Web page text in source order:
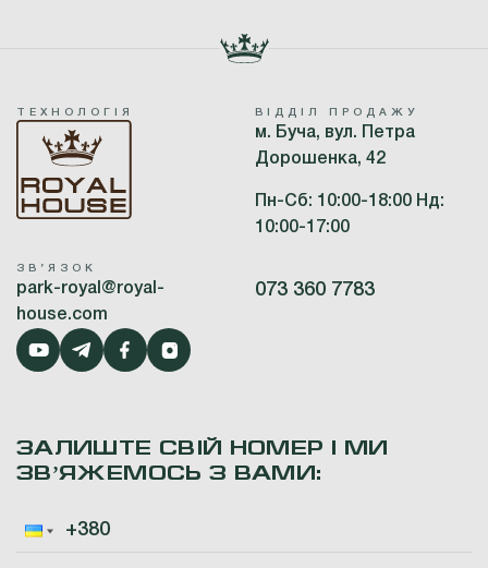
ТЕХНОЛОГІЯ ВІДДІЛ ПРОДАЖУ
м. Буча, вул. Петра
Дорошенка, 42
Пн-Сб: 10:00-18:00 Нд:
10:00-17:00
ЗВʼЯЗОК
park-royal@royal-
house.com
073 360 7783
ЗАЛИШТЕ СВІЙ НОМЕР І МИ
ЗВʼЯЖЕМОСЬ З ВАМИ: